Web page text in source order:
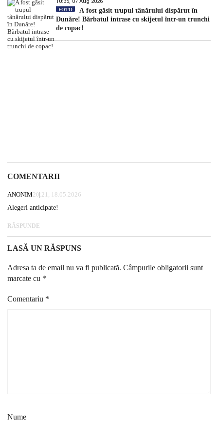
FOTO
A fost găsit trupul tânărului dispărut în
Dunăre! Bărbatul intrase cu skijetul într-un trunchi
de copac!
COMENTARII
ANONIM20:21, 18.05.2026
Alegeri anticipate!
RĂSPUNDE
LASĂ UN RĂSPUNS
Adresa ta de email nu va fi publicată. Câmpurile obligatorii sunt
marcate cu *
Comentariu *
Nume